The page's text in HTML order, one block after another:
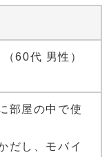
60代 男性）
部屋の中で使
だし、モバイ